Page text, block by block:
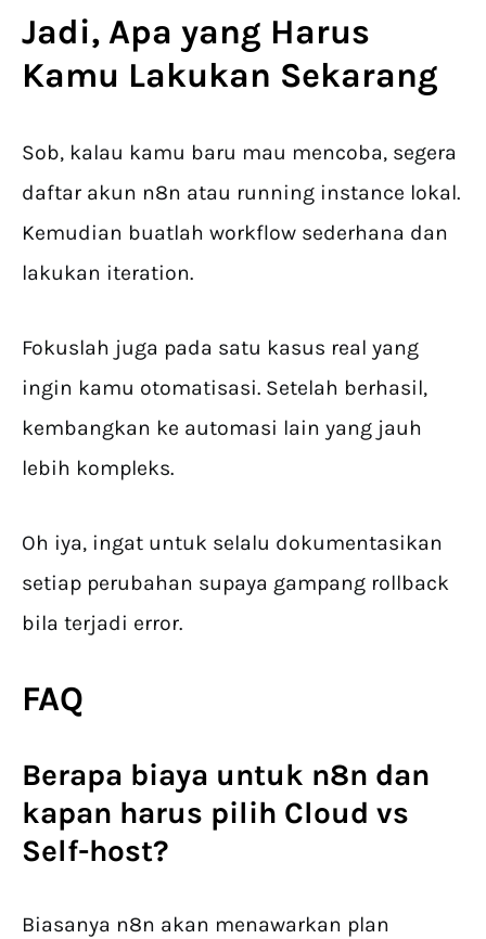
Jadi, Apa yang Harus
Kamu Lakukan Sekarang
Sob, kalau kamu baru mau mencoba, segera
daftar akun n8n atau running instance lokal.
Kemudian buatlah workflow sederhana dan
lakukan iteration.
Fokuslah juga pada satu kasus real yang
ingin kamu otomatisasi. Setelah berhasil,
kembangkan ke automasi lain yang jauh
lebih kompleks.
Oh iya, ingat untuk selalu dokumentasikan
setiap perubahan supaya gampang rollback
bila terjadi error.
FAQ
Berapa biaya untuk n8n dan
kapan harus pilih Cloud vs
Self-host?
Biasanya n8n akan menawarkan plan